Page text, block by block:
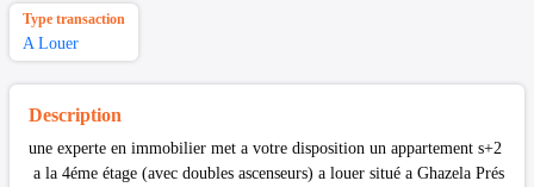
Type transaction
A Louer
Description
une experte en immobilier met a votre disposition un appartement s+2
a la 4éme étage (avec doubles ascenseurs) a louer situé a Ghazela Prés